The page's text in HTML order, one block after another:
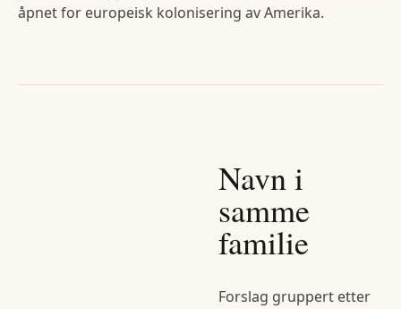
åpnet for europeisk kolonisering av Amerika.
Navn i
samme
familie
Forslag gruppert etter